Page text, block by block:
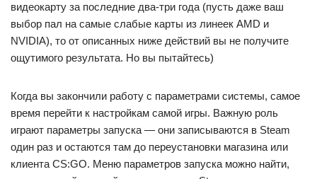
видеокарту за последние два-три года (пусть даже ваш
выбор пал на самые слабые карты из линеек AMD и
NVIDIA), то от описанных ниже действий вы не получите
ощутимого результата. Но вы пытайтесь)
Когда вы закончили работу с параметрами системы, самое
время перейти к настройкам самой игры. Важную роль
играют параметры запуска — они записываются в Steam
один раз и остаются там до переустановки магазина или
клиента CS:GO. Меню параметров запуска можно найти,